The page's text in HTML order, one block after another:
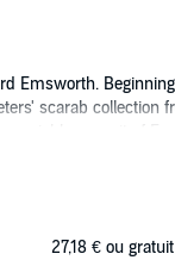
Emsworth.
scarab collection
pursuit of Eve
27,18 € ou